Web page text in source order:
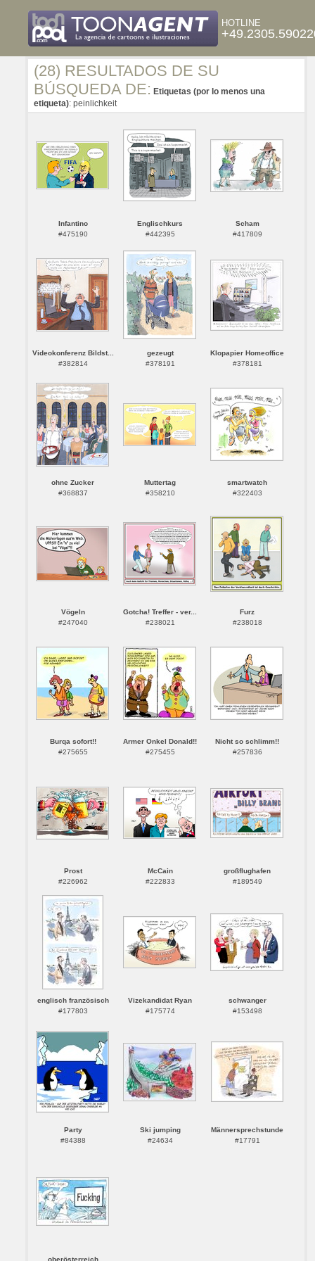
HOTLINE
(28) RESULTADOS DE SU
BÚSQUEDA DE: Etiquetas (por lo menos una
etiqueta): peinlichkeit
Infantino
#475190
Englischkurs
#442395
Scham
#417809
Videokonferenz Bildst...
#382814
gezeugt
#378191
Klopapier Homeoffice
#378181
ohne Zucker
#368837
Muttertag
#358210
smartwatch
#322403
Vögeln
#247040
Gotcha! Treffer - ver...
#238021
Furz
#238018
Burqa sofort!!
#275655
Armer Onkel Donald!!
#275455
Nicht so schlimm!!
#257836
Prost
#226962
McCain
#222833
großflughafen
#189549
englisch französisch
#177803
Vizekandidat Ryan
#175774
schwanger
#153498
Party
#84388
Ski jumping
#24634
Männersprechstunde
#17791
oberösterreich